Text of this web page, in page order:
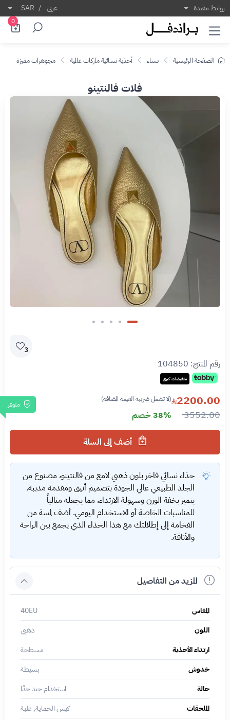
روابط مفيدة عربى /
SAR
0
الصفحة الرئيسية نساء أحذية نسائية ماركات عالمية مجوهرات مميزة
فلات فالنتينو
3
رقم المنتج: 104850
تخفيضات كبرى
متوفر 2200.00 (لا تشمل ضريبة القيمة المضافة)
3552.00 38% خصم
حذاء نسائي فاخر بلون ذهبي لامع من فالنتينو، مصنوع من
الجلد الطبيعي عالي الجودة بتصميم أنيق ومقدمة مدببة.
يتميز بخفة الوزن وسهولة الارتداء، مما يجعله مثالياً
للمناسبات الخاصة أو الاستخدام اليومي. أضف لمسة من
الفخامة إلى إطلالتك مع هذا الحذاء الذي يجمع بين الراحة
والأناقة.
المزيد من التفاصيل
المقاس
40EU
اللون
ذهبي
ارتداء الأحذية
مسطحة
خدوش
بسيطة
حالة
استخدام جيد جدًا
الملحقات
كيس الحماية, علبة